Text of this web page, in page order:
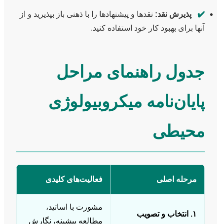
✔️ پذیرش نقد: نقدها و پیشنهادها را با ذهنی باز بپذیرید و از
آنها برای بهبود کار خود استفاده کنید.
جدول راهنمای مراحل
پایان‌نامه میکروبیولوژی
محیطی
مرحله اصلی فعالیت‌های کلیدی
۱. انتخاب و تصویب
مشورت با اساتید،
مطالعه پیشینه، نگارش